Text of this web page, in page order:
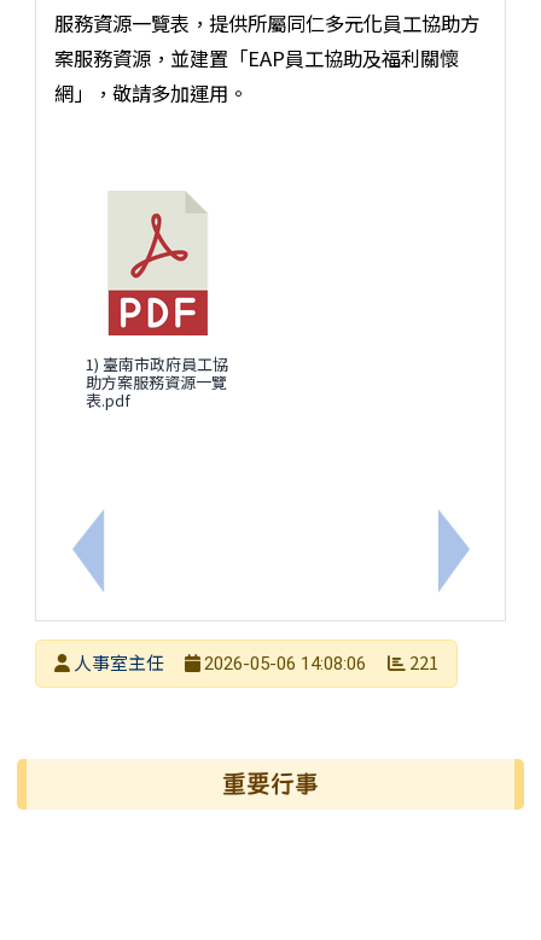
上一筆：轉知行政院人事行政總處修正之「行政院
服務資源一覽表，提供所屬同仁多元化員工協助方
案服務資源，並建置「EAP員工協助及福利關懷
網」，敬請多加運用。
1) 臺南市政府員工協
助方案服務資源一覽
表.pdf
下一筆：
發布者人事室主任
2026-05-06 14:08:06 221
左邊區域內容 重要行事